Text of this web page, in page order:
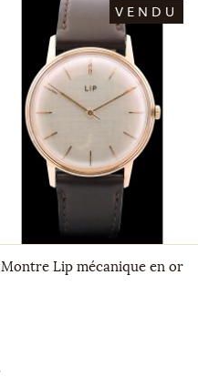
VENDU
Montre Lip mécanique en or